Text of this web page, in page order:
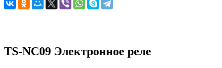
TS-NC09 Электронное реле